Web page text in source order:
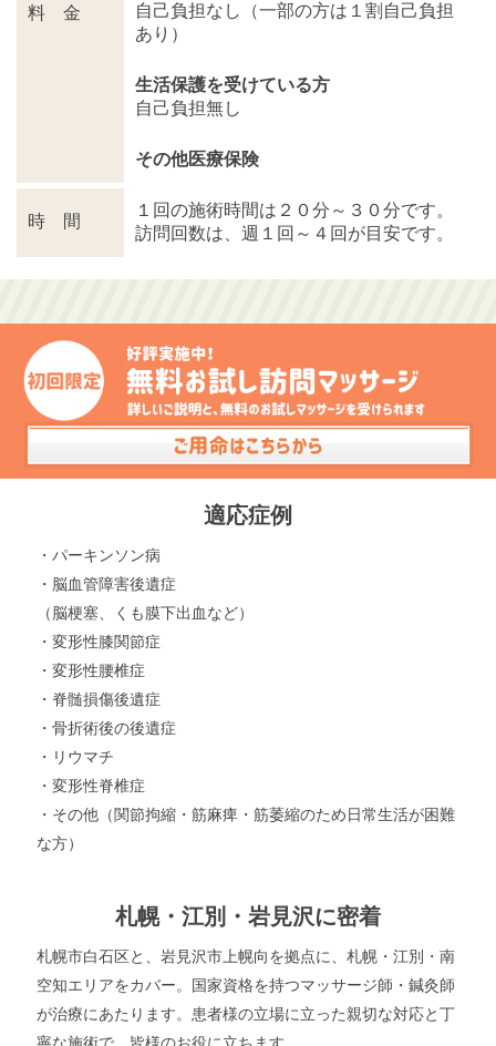
料 金
自己負担なし（一部の方は１割自己負担
あり）
生活保護を受けている方
自己負担無し
その他医療保険
時 間
１回の施術時間は２０分～３０分です。
訪問回数は、週１回～４回が目安です。
適応症例
・パーキンソン病
・脳血管障害後遺症
（脳梗塞、くも膜下出血など）
・変形性膝関節症
・変形性腰椎症
・脊髄損傷後遺症
・骨折術後の後遺症
・リウマチ
・変形性脊椎症
・その他（関節拘縮・筋麻痺・筋萎縮のため日常生活が困難
な方）
札幌・江別・岩見沢に密着
札幌市白石区と、岩見沢市上幌向を拠点に、札幌・江別・南
空知エリアをカバー。国家資格を持つマッサージ師・鍼灸師
が治療にあたります。患者様の立場に立った親切な対応と丁